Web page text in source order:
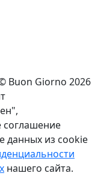
Buon Giorno 2026
соглашение
данных из cookie
нашего сайта.